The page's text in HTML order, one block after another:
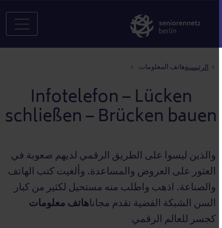
الرئيسيةهاتف المعلومات
Infotelefon – Lücken
schließen – Brücken bauen
والذين ليسوا على الطريق الرقمي لديهم صعوبة في
العثور على العروض والمساعدة. وألغيت كتب الهاتف
والصناعة. اذهب واطلب منه مستحيل لكثير من كبار
السن الشبكة الفضية تقدم مجاناهاتف معلومات
كجسر للعالم الرقمي